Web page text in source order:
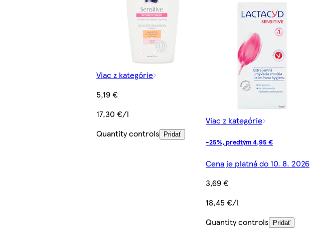
Viac z kategórie
5,19 €
17,30 €/l
Quantity controls
Pridať
Viac z kategórie
-25%, predtým 4,95 €
Cena je platná do 10. 8. 2026
3,69 €
18,45 €/l
Quantity controls
Pridať